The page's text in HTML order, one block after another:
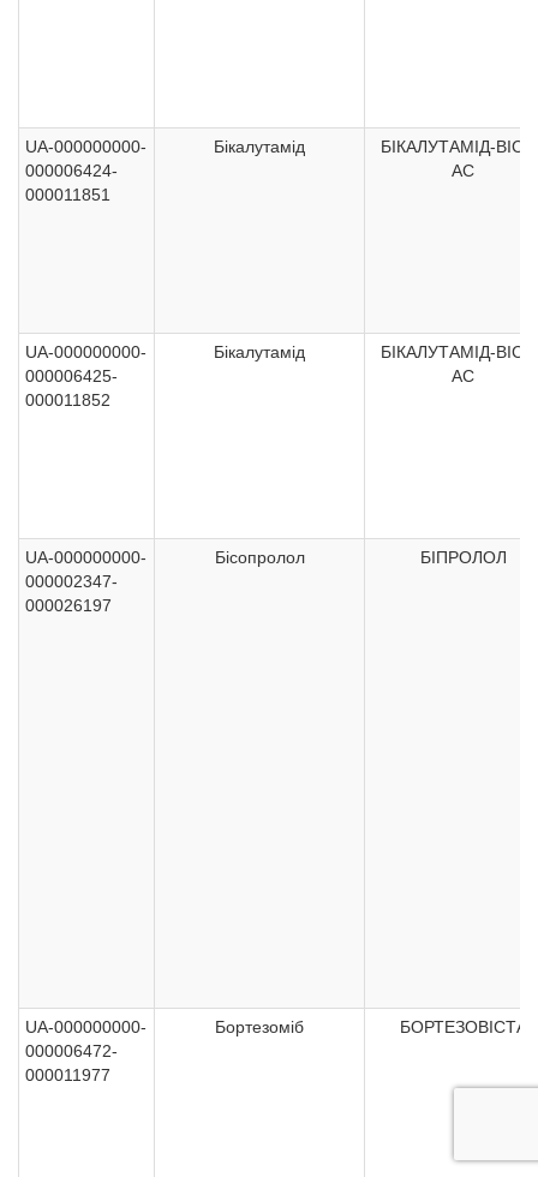
UA-000000000-
000006424-
000011851
Бікалутамід
БІКАЛУТАМІД-
АС
UA-000000000-
000006425-
000011852
Бікалутамід
БІКАЛУТАМІД-
АС
UA-000000000-
000002347-
000026197
Бісопролол БІПРОЛОЛ
UA-000000000-
000006472-
000011977
Бортезоміб БОРТЕЗОВІСТА